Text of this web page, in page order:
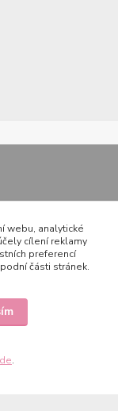
webu, analytické
cílení reklamy
preferencí
části stránek.
.